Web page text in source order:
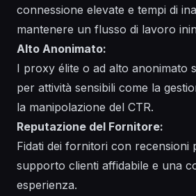
connessione elevate e tempi di
mantenere un flusso di lavoro
Alto Anonimato:
I proxy élite o ad alto anonimato
per attività sensibili come la
la manipolazione del CTR.
Reputazione del Fornitore:
Fidati dei fornitori con recensioni
supporto clienti affidabile e una
esperienza.